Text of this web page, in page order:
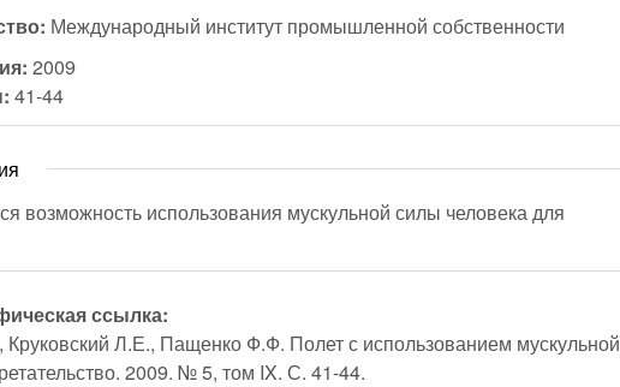
Международный институт промышленной собственности
2009
41-44
возможность использования мускульной силы человека для
ссылка:
Л.Е., Пащенко Ф.Ф. Полет с использованием мускульной
2009. № 5, том IX. С. 41-44.